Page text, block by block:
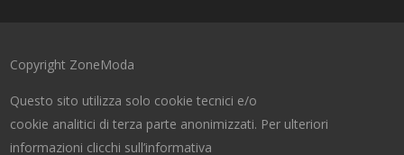
Copyright ZoneModa
Questo sito utilizza solo cookie tecnici e/o
cookie analitici di terza parte anonimizzati. Per ulteriori
informazioni clicchi sull’informativa